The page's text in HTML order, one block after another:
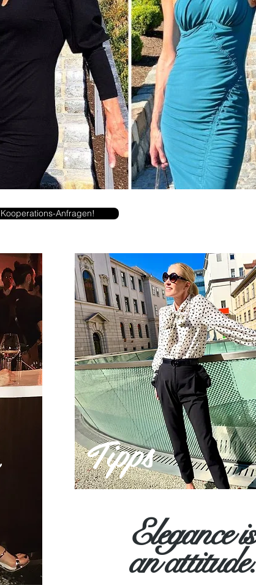
Kooperations-Anfragen!
Tipps
Eleganceis
anattitude.